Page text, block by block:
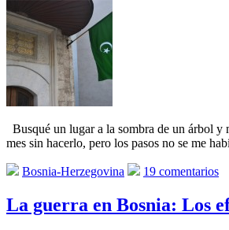
Busqué un lugar a la sombra de un árbol
mes sin hacerlo, pero los pasos no se me
Bosnia-Herzegovina 19 comentarios
La guerra en Bosnia: Los